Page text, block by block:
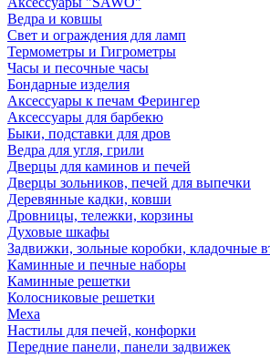
Ведра и ковшы
Свет и ограждения для ламп
Термометры и Гигрометры
Часы и песочные часы
Бондарные изделия
Аксессуары к печам Ферингер
Аксессуары для барбекю
Быки, подставки для дров
Ведра для угля, грили
Дверцы для каминов и печей
Дверцы зольников, печей для выпечки
Деревянные кадки, ковши
Дровницы, тележки, корзины
Духовые шкафы
Задвижки, зольные коробки, кладочные
Каминные и печные наборы
Каминные решетки
Колосниковые решетки
Меха
Настилы для печей, конфорки
Передние панели, панели задвижек